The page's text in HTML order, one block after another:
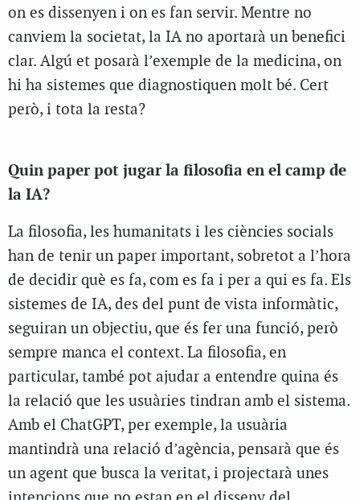
on es dissenyen i on es fan servir. Mentre no
canviem la societat, la IA no aportarà un benefici
clar. Algú et posarà l’exemple de la medicina, on
hi ha sistemes que diagnostiquen molt bé. Cert
però, i tota la resta?
Quin paper pot jugar la filosofia en el camp de
la IA?
La filosofia, les humanitats i les ciències socials
han de tenir un paper important, sobretot a l’hora
de decidir què es fa, com es fa i per a qui es fa. Els
sistemes de IA, des del punt de vista informàtic,
seguiran un objectiu, que és fer una funció, però
sempre manca el context. La filosofia, en
particular, també pot ajudar a entendre quina és
la relació que les usuàries tindran amb el sistema.
Amb el ChatGPT, per exemple, la usuària
mantindrà una relació d’agència, pensarà que és
un agent que busca la veritat, i projectarà unes